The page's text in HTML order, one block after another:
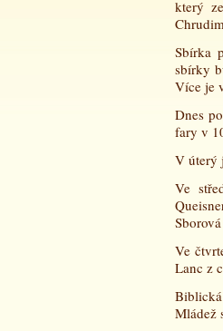
který
Sbírka
sbírky
Více je
Dnes
fary v
V úterý
Ve
Ve
Lanc z
Mládež